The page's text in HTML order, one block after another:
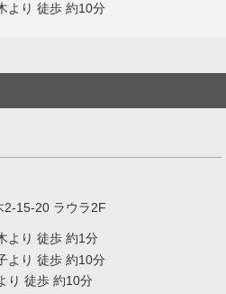
より 徒歩 約10分
2-15-20 ラウラ2F
より 徒歩 約1分
より 徒歩 約10分
り 徒歩 約10分